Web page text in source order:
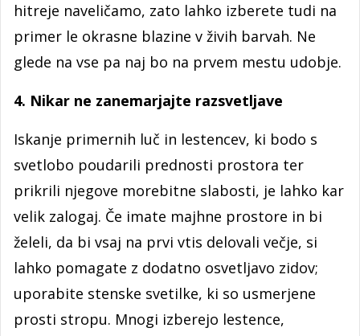
hitreje naveličamo, zato lahko izberete tudi na
primer le okrasne blazine v živih barvah. Ne
glede na vse pa naj bo na prvem mestu udobje.
4. Nikar ne zanemarjajte razsvetljave
Iskanje primernih luč in lestencev, ki bodo s
svetlobo poudarili prednosti prostora ter
prikrili njegove morebitne slabosti, je lahko kar
velik zalogaj. Če imate majhne prostore in bi
želeli, da bi vsaj na prvi vtis delovali večje, si
lahko pomagate z dodatno osvetljavo zidov;
uporabite stenske svetilke, ki so usmerjene
prosti stropu. Mnogi izberejo lestence,